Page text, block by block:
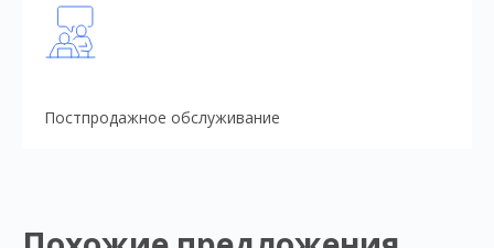
Постпродажное обслуживание